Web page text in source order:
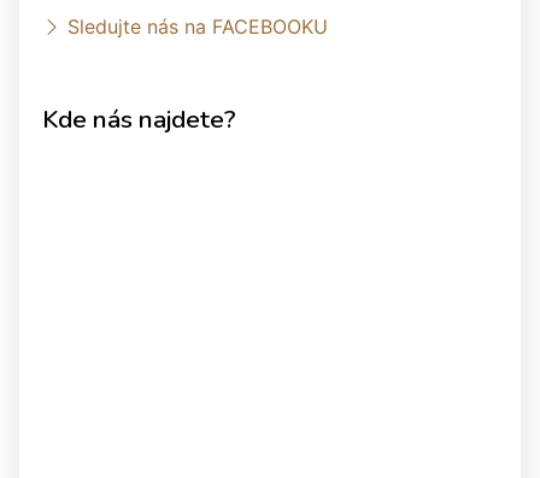
Sledujte nás na FACEBOOKU
Kde nás najdete?